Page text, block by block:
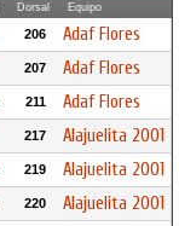
Dorsal Equipo
206 Adaf Flores
207 Adaf Flores
211 Adaf Flores
217 Alajuelita 2001
219 Alajuelita 2001
220 Alajuelita 2001